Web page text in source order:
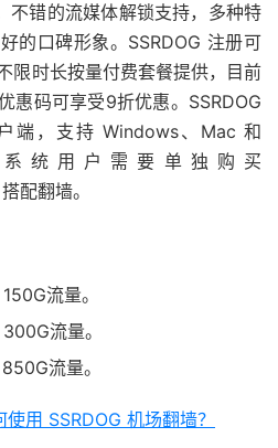
错的流媒体解锁支持，多种特
的口碑形象。SSRDOG 注册可
限时长按量付费套餐提供，目前
惠码可享受9折优惠。SSRDOG
端，支持 Windows、Mac 和
系统用户需要单独购买
配翻墙。
流量。
流量。
流量。
使用 SSRDOG 机场翻墙？